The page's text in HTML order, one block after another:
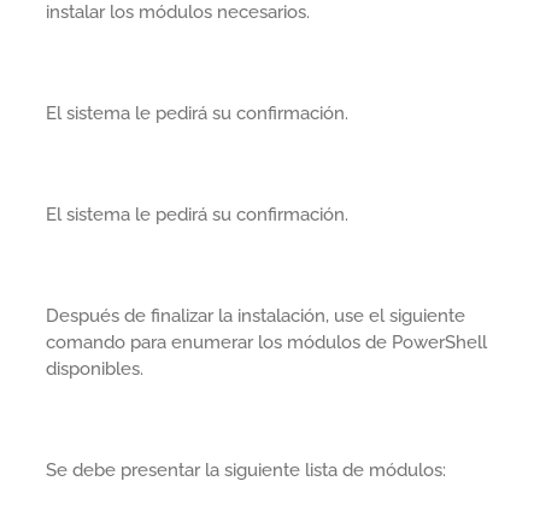
instalar los módulos necesarios.
El sistema le pedirá su confirmación.
El sistema le pedirá su confirmación.
Después de finalizar la instalación, use el siguiente
comando para enumerar los módulos de PowerShell
disponibles.
Se debe presentar la siguiente lista de módulos: